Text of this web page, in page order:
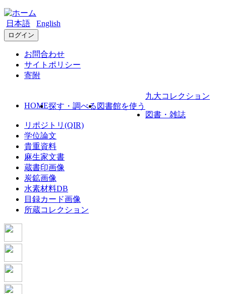
日本語 English
ログイン
お問合わせ
サイトポリシー
寄附
HOME探す・調べる 図書館を使う
九大コレクション
図書・雑誌
リポジトリ(QIR)
学位論文
貴重資料
麻生家文書
蔵書印画像
炭鉱画像
水素材料DB
目録カード画像
所蔵コレクション